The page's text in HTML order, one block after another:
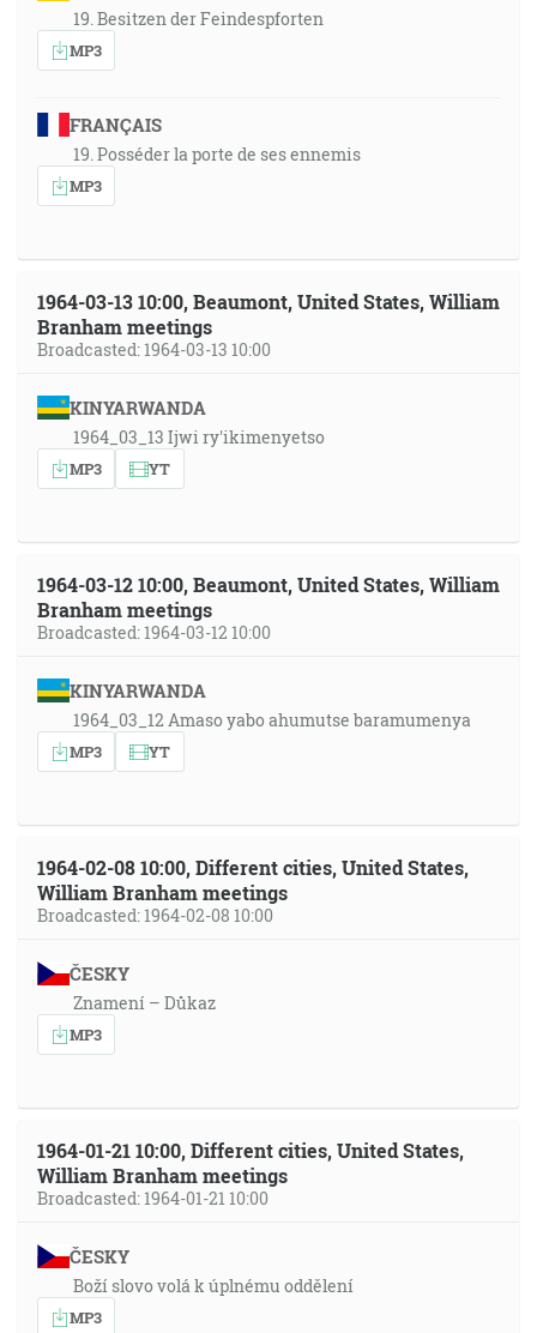
19. Besitzen der Feindespforten
MP3
FRANÇAIS
19. Posséder la porte de ses ennemis
MP3
1964-03-13 10:00, Beaumont, United States, William
Branham meetings
Broadcasted: 1964-03-13 10:00
KINYARWANDA
1964_03_13 Ijwi ry'ikimenyetso
MP3 YT
1964-03-12 10:00, Beaumont, United States, William
Branham meetings
Broadcasted: 1964-03-12 10:00
KINYARWANDA
1964_03_12 Amaso yabo ahumutse baramumenya
MP3 YT
1964-02-08 10:00, Different cities, United States,
William Branham meetings
Broadcasted: 1964-02-08 10:00
ČESKY
Znamení – Důkaz
MP3
1964-01-21 10:00, Different cities, United States,
William Branham meetings
Broadcasted: 1964-01-21 10:00
ČESKY
Boží slovo volá k úplnému oddělení
MP3